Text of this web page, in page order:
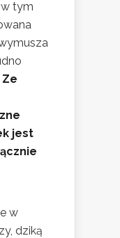
w tym
Ze
jest
w
dziką